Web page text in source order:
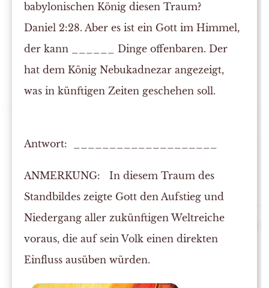
babylonischen König diesen Traum?
Daniel 2:28. Aber es ist ein Gott im Himmel,
der kann ______ Dinge offenbaren. Der
hat dem König Nebukadnezar angezeigt,
was inkünftigen Zeiten geschehen soll.
Antwort: ____________________
ANMERKUNG: In diesem Traum des
Standbildes zeigte Gott den Aufstieg und
Niedergang aller zukünftigen Weltreiche
voraus, die auf sein Volk einen direkten
Einfluss ausüben würden.